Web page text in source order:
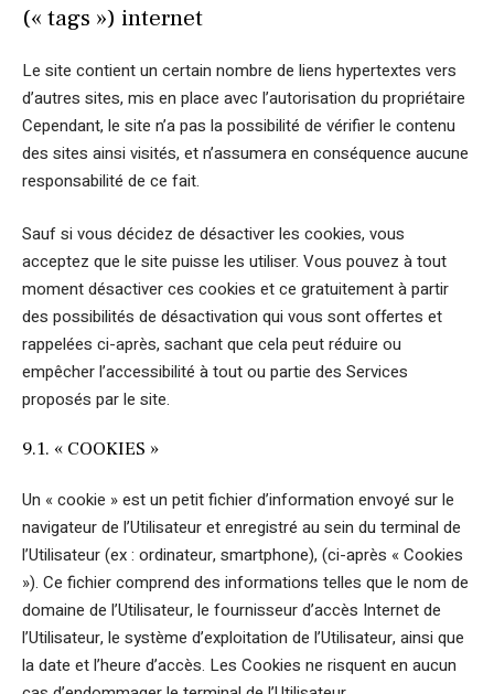
(« tags ») internet
Le site contient un certain nombre de liens hypertextes vers
d’autres sites, mis en place avec l’autorisation du propriétaire
Cependant, le site n’a pas la possibilité de vérifier le contenu
des sites ainsi visités, et n’assumera en conséquence aucune
responsabilité de ce fait.
Sauf si vous décidez de désactiver les cookies, vous
acceptez que le site puisse les utiliser. Vous pouvez à tout
moment désactiver ces cookies et ce gratuitement à partir
des possibilités de désactivation qui vous sont offertes et
rappelées ci-après, sachant que cela peut réduire ou
empêcher l’accessibilité à tout ou partie des Services
proposés par le site.
9.1. « COOKIES »
Un « cookie » est un petit fichier d’information envoyé sur le
navigateur de l’Utilisateur et enregistré au sein du terminal de
l’Utilisateur (ex : ordinateur, smartphone), (ci-après « Cookies
»). Ce fichier comprend des informations telles que le nom de
domaine de l’Utilisateur, le fournisseur d’accès Internet de
l’Utilisateur, le système d’exploitation de l’Utilisateur, ainsi que
la date et l’heure d’accès. Les Cookies ne risquent en aucun